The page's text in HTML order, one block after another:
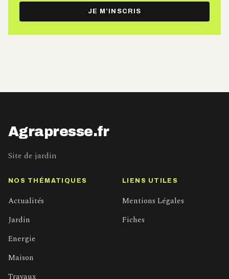
e-
mail
JE M’INSCRIS
Agrapresse.fr
Site de jardin
NOS THÉMATIQUES
Actualités
Jardin
Energie
Maison
LIENS UTILES
Mentions Légales
Fiches